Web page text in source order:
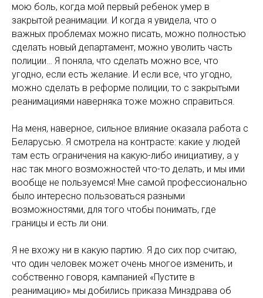
мою боль, когда мой первый ребенок умер в
закрытой реанимации. И когда я увидела, что о
важных проблемах можно писать, можно полностью
сделать новый департамент, можно уволить часть
полиции… Я поняла, что сделать можно все, что
угодно, если есть желание. И если все, что угодно,
можно сделать в реформе полиции, то с закрытыми
реанимациями наверняка тоже можно справиться.
На меня, наверное, сильное влияние оказала работа с
Беларусью. Я смотрела на контрасте: какие у людей
там есть ограничения на какую-либо инициативу, а у
нас так много возможностей что-то делать, и мы ими
вообще не пользуемся! Мне самой профессионально
было интересно пользоваться разными
возможностями, для того чтобы понимать, где
границы и есть ли они.
Я не вхожу ни в какую партию. Я до сих пор считаю,
что один человек может очень многое изменить, и
собственно говоря, кампанией «Пустите в
реанимацию» мы добились приказа Минздрава об